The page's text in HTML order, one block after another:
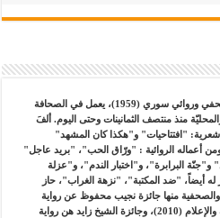
خليل صويلح، صحفي وروائي سوري (1959)، يعمل في الصحافة
والمحليّة منذ منتصف الثمانينات وحتى اليوم. ألفَ
"افتتاحيات" و"هكذا كان المشهد"
ومن أعماله الروائية : "ورّاق الحب"، "بريد عاجل"
و"جنّة البرابرة"، و"اختبار الندم"، و"عزلة
أيضاً، "ضد المكتبة"، "نزهة الغراب"، حاز
منها جائزة نجيب محفوظ عن رواية
ورّاق الحب (2009)، وجائزة دبي للصحافة والإعلام (2010)، وجائزة الشيخ زايد هن رواية